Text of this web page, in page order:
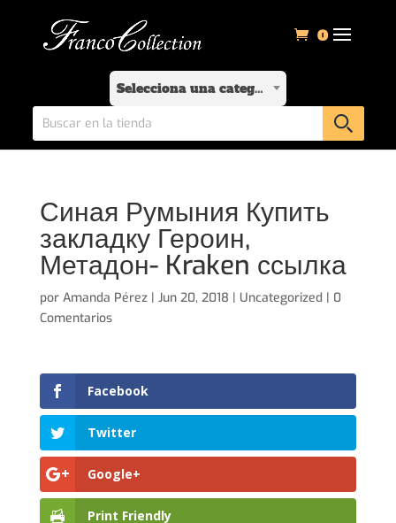
0
Selecciona una categoría
Синая Румыния Купить
закладку Героин,
Метадон- Kraken ссылка
por Amanda Pérez| Jun 20, 2018 | Uncategorized | 0
Comentarios
Facebook
Twitter
Google+
Print Friendly